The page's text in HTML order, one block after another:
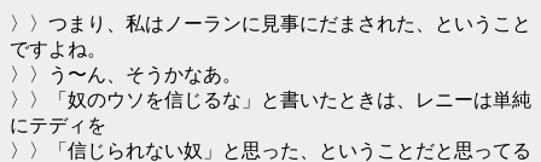
〉〉つまり、私はノーランに見事にだまされた、ということ
ですよね。
〉〉う〜ん、そうかなあ。
〉〉「奴のウソを信じるな」と書いたときは、レニーは単純
にテディを
〉〉「信じられない奴」と思った、ということだと思ってる